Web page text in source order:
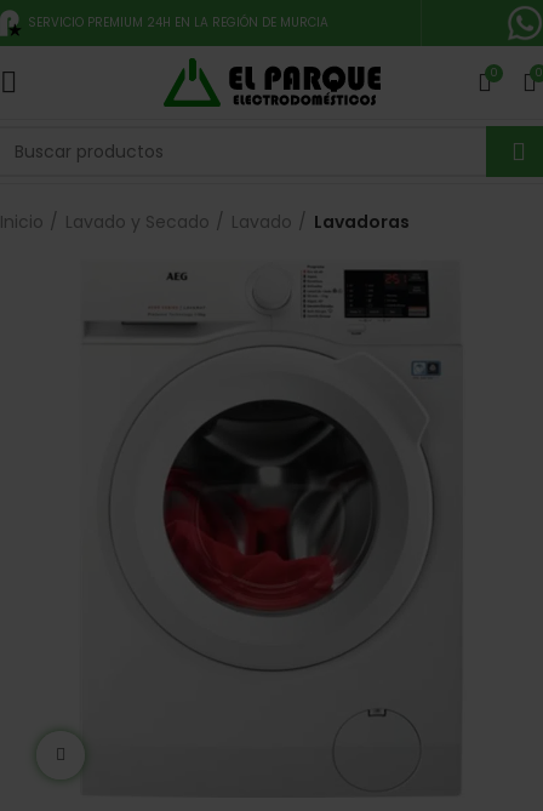
SERVICIO PREMIUM 24H EN LA REGIÓN DE MURCIA
0 0
Inicio Lavado y Secado Lavado Lavadoras